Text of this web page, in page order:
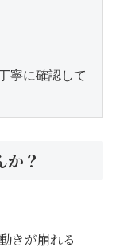
寧に確認して
か？
きが崩れる